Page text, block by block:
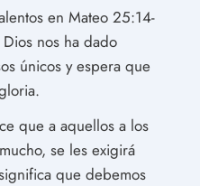
en Mateo 25:14-
nos ha dado
únicos y espera que
que a aquellos a los
se les exigirá
que debemos